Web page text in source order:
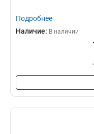
Подробнее
Наличие: В наличии